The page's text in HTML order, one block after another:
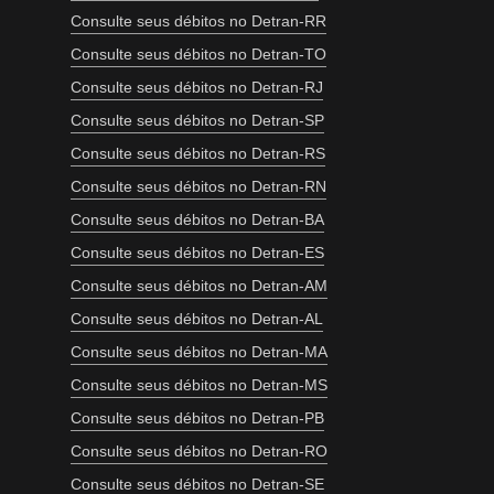
Consulte seus débitos no Detran-RR
Consulte seus débitos no Detran-TO
Consulte seus débitos no Detran-RJ
Consulte seus débitos no Detran-SP
Consulte seus débitos no Detran-RS
Consulte seus débitos no Detran-RN
Consulte seus débitos no Detran-BA
Consulte seus débitos no Detran-ES
Consulte seus débitos no Detran-AM
Consulte seus débitos no Detran-AL
Consulte seus débitos no Detran-MA
Consulte seus débitos no Detran-MS
Consulte seus débitos no Detran-PB
Consulte seus débitos no Detran-RO
Consulte seus débitos no Detran-SE